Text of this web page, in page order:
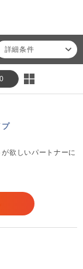
詳細条件
欲しいパートナーに